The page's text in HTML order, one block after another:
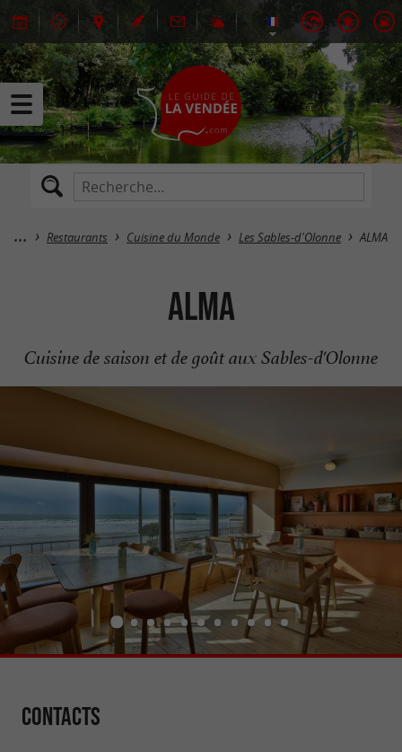
Restaurants Cuisine du Monde Les Sables-d'Olonne ALMA
ALMA
Cuisine de saison et de goût aux Sables-d'Olonne
Contacts